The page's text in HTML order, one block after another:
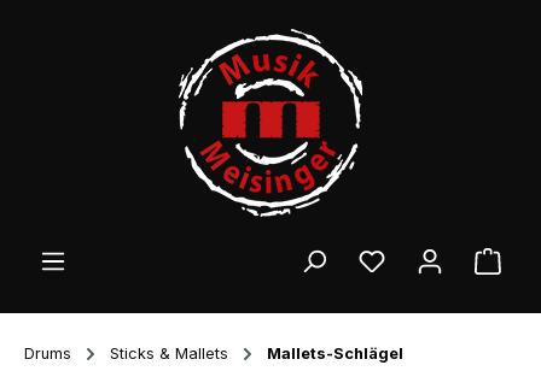
Drums Sticks & Mallets Mallets-Schlägel